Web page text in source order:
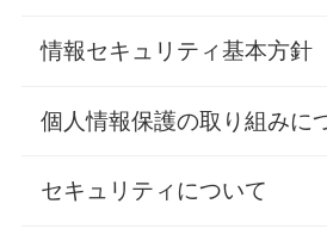
情報セキュリティ基本方針
個人情報保護の取り組みに
セキュリティについて